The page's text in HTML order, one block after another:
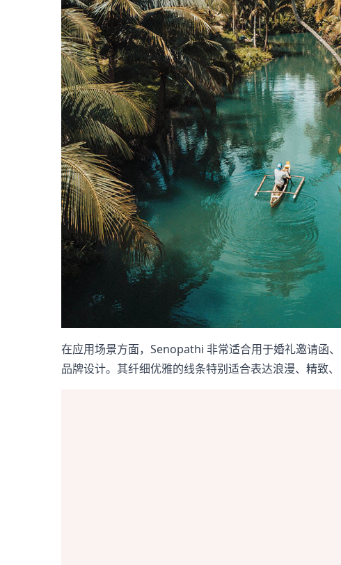
在应用场景方面，Senopathi 非常适合用于婚礼邀请函
品牌设计。其纤细优雅的线条特别适合表达浪漫、精致